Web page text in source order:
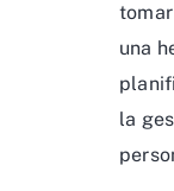
una
la